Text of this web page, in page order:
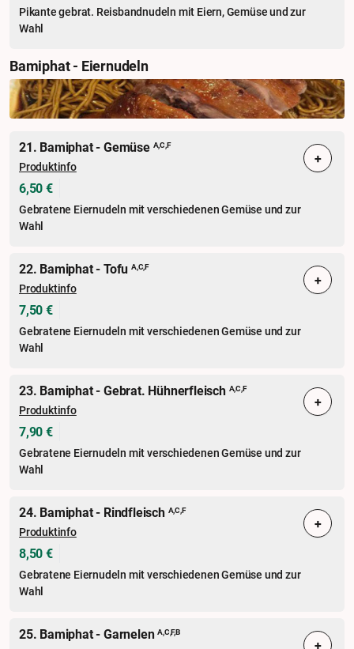
Pikante gebrat. Reisbandnudeln mit Eiern, Gemüse und zur
Wahl
Bamiphat - Eiernudeln
21. Bamiphat - Gemüse A,C,F
Produktinfo
6,50 €
Gebratene Eiernudeln mit verschiedenen Gemüse und zur
Wahl
+
22. Bamiphat - Tofu A,C,F
Produktinfo
7,50 €
Gebratene Eiernudeln mit verschiedenen Gemüse und zur
Wahl
+
23. Bamiphat - Gebrat. Hühnerfleisch A,C,F
Produktinfo
7,90 €
Gebratene Eiernudeln mit verschiedenen Gemüse und zur
Wahl
+
24. Bamiphat - Rindfleisch A,C,F
Produktinfo
8,50 €
Gebratene Eiernudeln mit verschiedenen Gemüse und zur
Wahl
+
25. Bamiphat - GarnelenA,C,F,B
+